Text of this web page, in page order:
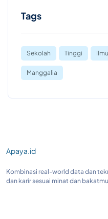
Tags
Sekolah Tinggi Ilmu
Manggalia
Apaya.id
Kombinasi real-world data dan
dan karir sesuai minat dan